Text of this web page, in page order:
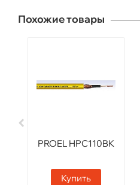
Похожие товары
PROEL HPC110BK
Купить